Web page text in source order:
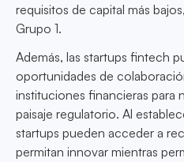
requisitos de capital más
Grupo 1.
Además, las startups fintech
oportunidades de
instituciones financieras para
paisaje regulatorio. Al
startups pueden acceder a
permitan innovar mientras